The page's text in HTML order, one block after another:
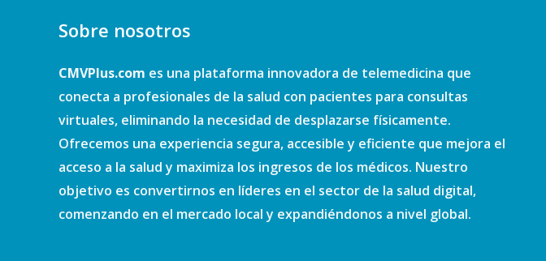
Sobre nosotros
CMVPlus.com es una plataforma innovadora de telemedicina que
conecta a profesionales de la salud con pacientes para consultas
virtuales, eliminando la necesidad de desplazarse físicamente.
Ofrecemos una experiencia segura, accesible y eficiente que mejora el
acceso a la salud y maximiza los ingresos de los médicos. Nuestro
objetivo es convertirnos en líderes en el sector de la salud digital,
comenzando en el mercado local y expandiéndonos a nivel global.